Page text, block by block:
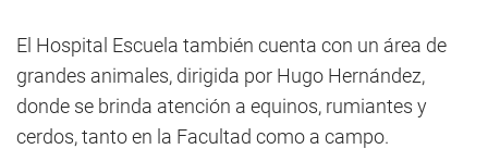
El Hospital Escuela también cuenta con un área de
grandes animales, dirigida por Hugo Hernández,
donde se brinda atención a equinos, rumiantes y
cerdos, tanto en la Facultad como a campo.